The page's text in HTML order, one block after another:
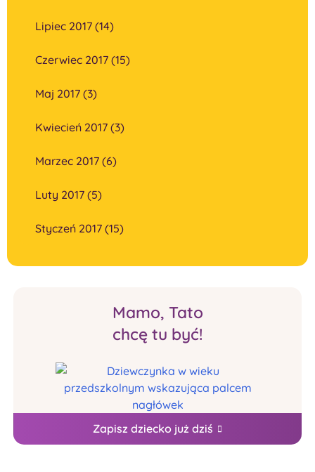
Lipiec 2017 (14)
Czerwiec 2017 (15)
Maj 2017 (3)
Kwiecień 2017 (3)
Marzec 2017 (6)
Luty 2017 (5)
Styczeń 2017 (15)
Mamo, Tato
chcę tu być!
Zapisz dziecko już dziś